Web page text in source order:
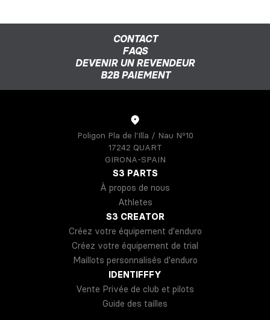
CONTACT
FAQS
DEVENIR UN REVENDEUR
B2B PAIEMENT
Poligon Pla de l'Illa / Nau Nº10
17242 QUART
GIRONA-SPAIN
S3 PARTS
À propos de nous
Athletes
S3 CREATOR
Créez votre équipement d'enduro
Créez votre équipement de trial
Maillots personnalisés d'enduro
IDENTIFFFY
Vente Privée de club et pilots
Guide des tailles